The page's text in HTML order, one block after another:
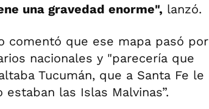
una gravedad enorme", lanzó.
comentó que ese mapa pasó
nacionales y "parecería que
Tucumán, que a Santa Fe le
las Islas Malvinas”.